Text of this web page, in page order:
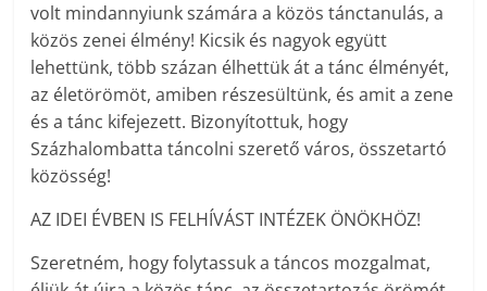
volt mindannyiunk számára a közös tánctanulás, a
közös zenei élmény! Kicsik és nagyok együtt
lehettünk, több százan élhettük át a tánc élményét,
az életörömöt, amiben részesültünk, és amit a zene
és a tánc kifejezett. Bizonyítottuk, hogy
Százhalombatta táncolni szerető város, összetartó
közösség!
AZ IDEI ÉVBEN IS FELHÍVÁST INTÉZEK ÖNÖKHÖZ!
Szeretném, hogy folytassuk a táncos mozgalmat,